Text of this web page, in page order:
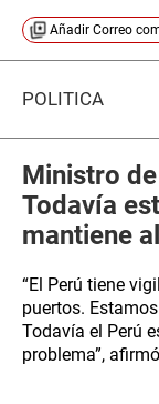
Añadir Correo
POLÍTICA
Ministro
Todavía
mantiene
“El Perú tiene
puertos.
Todavía el Perú
problema”,